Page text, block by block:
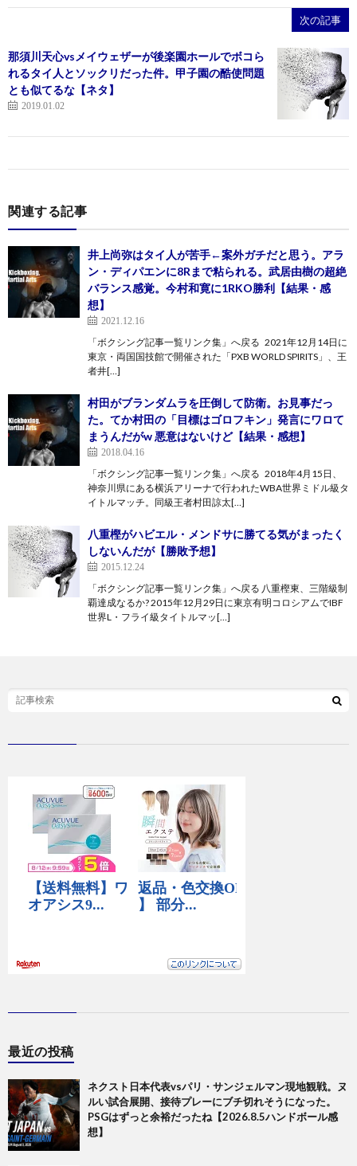
次の記事
那須川天心vsメイウェザーが後楽園ホールでボコら
れるタイ人とソックリだった件。甲子園の酷使問題
とも似てるな【ネタ】
2019.01.02
関連する記事
井上尚弥はタイ人が苦手←案外ガチだと思う。アラ
ン・ディパエンに8Rまで粘られる。武居由樹の超絶
バランス感覚。今村和寛に1RKO勝利【結果・感
想】
2021.12.16
「ボクシング記事一覧リンク集」へ戻る 2021年12月14日に
東京・両国国技館で開催された「PXB WORLD SPIRITS」、王
者井[…]
村田がブランダムラを圧倒して防衛。お見事だっ
た。てか村田の「目標はゴロフキン」発言にワロて
まうんだがw 悪意はないけど【結果・感想】
2018.04.16
「ボクシング記事一覧リンク集」へ戻る 2018年4月15日、
神奈川県にある横浜アリーナで行われたWBA世界ミドル級タ
イトルマッチ。同級王者村田諒太[…]
八重樫がハビエル・メンドサに勝てる気がまったく
しないんだが【勝敗予想】
2015.12.24
「ボクシング記事一覧リンク集」へ戻る 八重樫東、三階級制
覇達成なるか? 2015年12月29日に東京有明コロシアムでIBF
世界L・フライ級タイトルマッ[…]
最近の投稿
ネクスト日本代表vsパリ・サンジェルマン現地観戦。ヌ
ルい試合展開、接待プレーにブチ切れそうになった。
PSGはずっと余裕だったね【2026.8.5ハンドボール感
想】